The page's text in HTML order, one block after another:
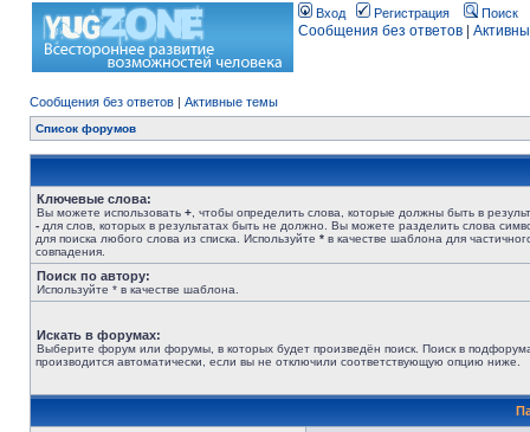
Вход Регистрация Поиск
Сообщения без ответов
Сообщения без ответов | Активные темы
Список форумов
Ключевые слова:
Вы можете использовать + , чтобы определить слова, которые должны быть в
- для слов, которых в результатах быть не должно. Вы можете разделить слова
для поиска любого слова из списка. Используйте * в качестве шаблона для
совпадения.
Поиск по автору:
Используйте * в качестве шаблона.
Искать в форумах:
Выберите форум или форумы, в которых будет произведён поиск. Поиск в
производится автоматически, если вы не отключили соответствующую опцию ниже.